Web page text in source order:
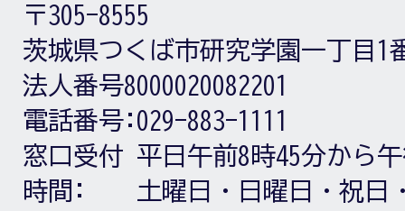
〒305-8555
茨城県つくば市研究学園一丁目1
法人番号8000020082201
電話番号: 029-883-1111
窓口受付
時間:
平日午前8時45分から
土曜日・日曜日・祝日